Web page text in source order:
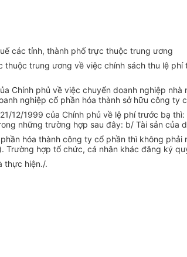
các tỉnh, thành phố trực thuộc trung ương
trung ương về việc chính sách thu lệ
Chính phủ về việc chuyển doanh nghiệp
nghiệp cổ phần hóa thành sở hữu công ty
12/1999 của Chính phủ về lệ phí trước bạ
những trường hợp sau đây: b/ Tài sản của
hóa thành công ty cổ phần thì không
hợp tổ chức, cá nhân khác đăng ký
thực hiện./.